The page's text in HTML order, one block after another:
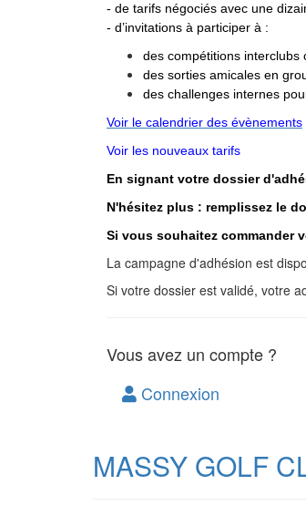
- de tarifs négociés avec une
- d’invitations à participer à :
des compétitions
des sorties amicales en
des challenges internes
Voir le calendrier des évènements
Voir les nouveaux tarifs
En signant votre dossier
N'hésitez plus : remplissez le
Si vous souhaitez commander
La campagne d'adhésion est
Si votre dossier est validé, votre
Vous avez un compte ?
Connexion
MASSY GOLF